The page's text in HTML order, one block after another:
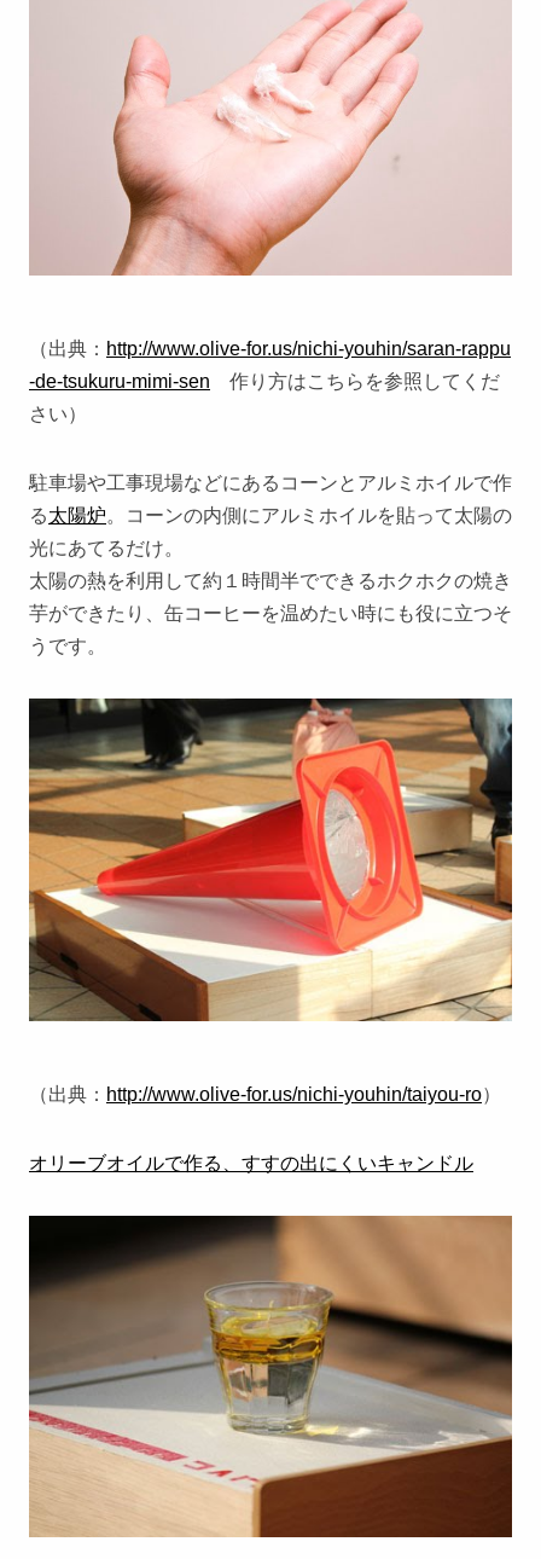
（出典： http://www.olive-for.us/nichi-youhin/saran-rappu
-de-tsukuru-mimi-sen 作り方はこちらを参照してくだ
さい）
駐車場や工事現場などにあるコーンとアルミホイルで作
る太陽炉。コーンの内側にアルミホイルを貼って太陽の
光にあてるだけ。
太陽の熱を利用して約１時間半でできるホクホクの焼き
芋ができたり、缶コーヒーを温めたい時にも役に立つそ
うです。
（出典： http://www.olive-for.us/nichi-youhin/taiyou-ro）
オリーブオイルで作る、すすの出にくいキャンドル